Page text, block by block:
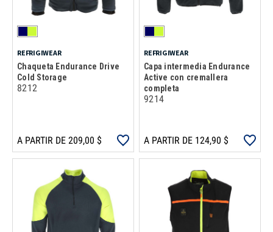
REFRIGIWEAR
Chaqueta Endurance Drive
Cold Storage
8212
A PARTIR DE 209,00 $
REFRIGIWEAR
Capa intermedia Endurance
Active con cremallera
completa
9214
A PARTIR DE 124,90 $